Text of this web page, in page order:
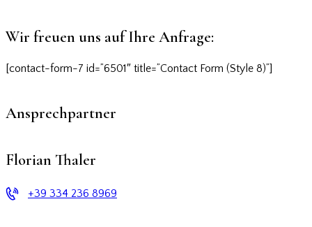
Wir freuen uns auf Ihre Anfrage:
[contact-form-7 id=”6501″ title=”Contact Form (Style 8)”]
Ansprechpartner
Florian Thaler
+39 334 236 8969